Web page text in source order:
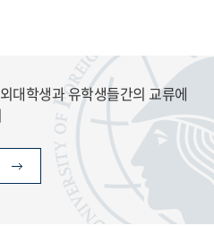
생활도서관
생복지위원회
영상사업단
대풍물패연합회
외대통역협회
국외대119학군단
외대학생과 유학생들간의 교류에